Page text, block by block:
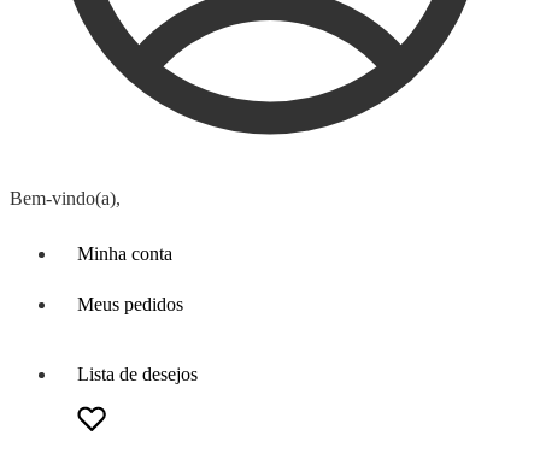
Bem-vindo(a),
Minha conta
Meus pedidos
Lista de desejos